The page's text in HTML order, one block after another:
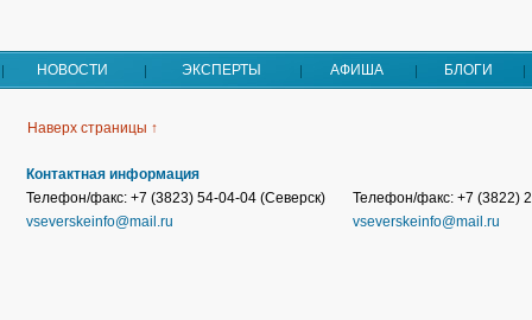
НОВОСТИ ЭКСПЕРТЫ АФИША БЛОГИ
Наверх страницы ↑
Контактная информация
Телефон/факс: +7 (3823) 54-04-04 (Северск)
vseverskeinfo@mail.ru
Телефон/факс: +7 (3822)
vseverskeinfo@mail.ru